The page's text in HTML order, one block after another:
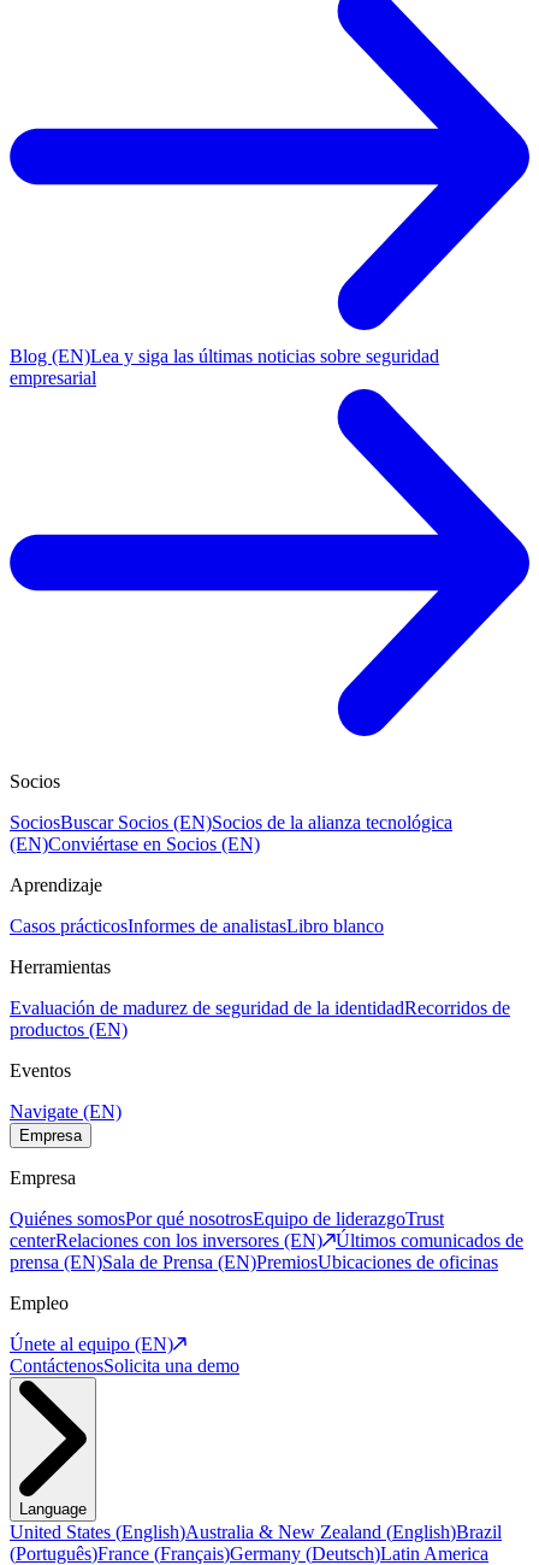
Blog (EN)Lea y siga las últimas noticias sobre seguridad
empresarial
Socios
SociosBuscar Socios (EN)Socios de la alianza tecnológica
(EN)Conviértase en Socios (EN)
Aprendizaje
Casos prácticosInformes de analistasLibro blanco
Herramientas
Evaluación de madurez de seguridad de la identidadRecorridos de
productos (EN)
Eventos
Navigate (EN)
Empresa
Empresa
Quiénes somosPor qué nosotrosEquipo de liderazgoTrust
centerRelaciones con los inversores (EN)
Últimos comunicados de
prensa (EN)Sala de Prensa (EN)PremiosUbicaciones de oficinas
Empleo
Únete al equipo (EN)
ContáctenosSolicita una demo
Language
United States (English)Australia & New Zealand (English)Brazil
(Português)France (Français)Germany (Deutsch)Latin America